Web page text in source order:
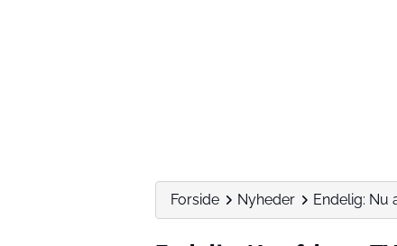
Forside Nyheder Endelig: Nu